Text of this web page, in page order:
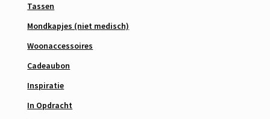
Tassen
Mondkapjes (niet medisch)
Woonaccessoires
Cadeaubon
Inspiratie
In Opdracht